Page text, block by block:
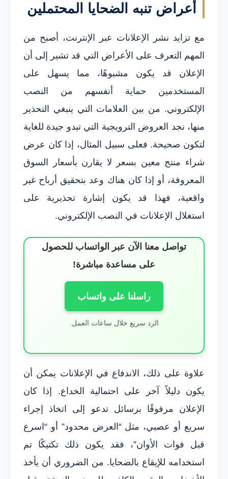
أعراض تنبه الضحايا المحتملين
مع تزايد نشر الإعلانات عبر الإنترنت، أصبح من
المهم التعرف على الأعراض التي قد تشير إلى أن
الإعلان قد يكون مشبوهًا، مما يسهل على
المستخدمين حماية أنفسهم من النصب
الإلكتروني. من بين العلامات التي ينبغي التحذير
منها، نجد العروض الترويجية التي تبدو جيدة للغاية
لتكون صحيحة. فعلى سبيل المثال، إذا كان عرض
شراء منتج معين بسعر لا يقارن بأسعار السوق
المعروفة، أو إذا كان هناك وعد بتحقيق أرباح غير
واقعية، فهذا قد يكون إشارة تحذيرية على
استغلال الإعلانات في النصب الإلكتروني.
تواصل معنا الآن عبر الواتساب للحصول
على مساعدة مباشرة!
راسلنا على واتساب
الرد سريع خلال ساعات العمل.
علاوة على ذلك، الاندفاع في الإعلانات يمكن أن
يكون دليلاً آخر على احتمالية الخداع. إذا كان
الإعلان مرفوقًا برسائل تدعو إلى اتخاذ إجراء
سريع أو عصبي، مثل “العرض محدود” أو “اسرع
قبل فوات الأوان”، فقد يكون ذلك تكتيكًا تم
استخدامه للإيقاع بالضحايا. من الضروري أن يأخذ